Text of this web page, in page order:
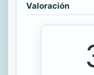
Valoración